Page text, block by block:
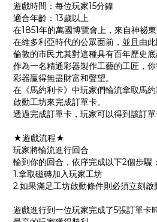
遊戲時間：每位玩家15分鐘
適合年齡：13歲以上
在1851年的萬國博覽會上，來自神祕
在維多利亞時代的公眾面前，並且由此
倫敦的市民尤其對這種具有百年歷史底
作為一名精通彩器製作工藝的工匠，
彩器贏得無盡財富和聲望。
在《馬約利卡》中玩家們輪流拿取馬
啟動工坊來完成訂單卡。
透過完成訂單卡，玩家可以得到該訂單
★遊戲流程★
玩家將輪流進行回合
輪到你的回合，依序完成以下2個步驟：
1.拿取磁磚加入玩家工坊
2.如果滿足工坊啟動條件則必須立刻啟
遊戲進行到一位玩家完成了5張訂單卡